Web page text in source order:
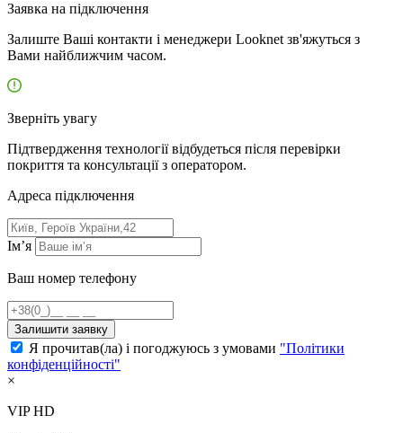
Заявка на підключення
Залиште Ваші контакти і менеджери Looknet зв'яжуться з
Вами найближчим часом.
Зверніть увагу
Підтвердження технології відбудеться після перевірки
покриття та консультації з оператором.
Адресa підключення
Ім’я
Ваш номер телефону
Залишити заявку
Я прочитав(ла) і погоджуюсь з умовами "Політики
конфіденційності"
×
VIP HD